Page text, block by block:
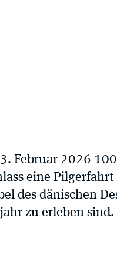
Februar 2026
eine
des dänischen
zu erleben sind.